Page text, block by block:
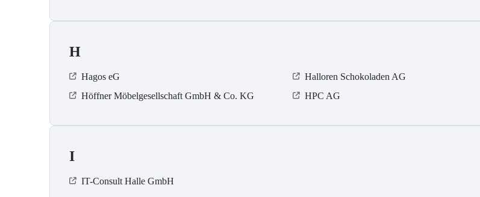
H
Hagos eG Halloren Schokoladen AG
Höffner Möbelgesellschaft GmbH & Co. KG
HPC AG
I
IT-Consult Halle GmbH